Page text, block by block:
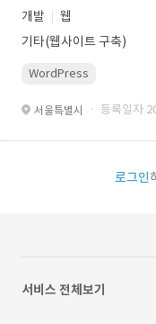
개발
웹
기타(웹사이트 구축)
WordPress
서울특별시 · 등록일자
로그인
서비스 전체보기